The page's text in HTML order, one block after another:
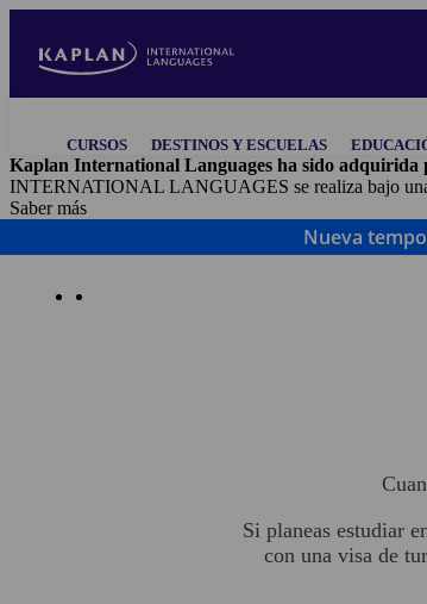
contenido
navigationCURSOS DESTINOS Y ESCUELAS
Kaplan International Languages ha sido
INTERNATIONAL LANGUAGES se realiza bajo
Saber más
Nueva
Si planeas estudiar
con una visa de